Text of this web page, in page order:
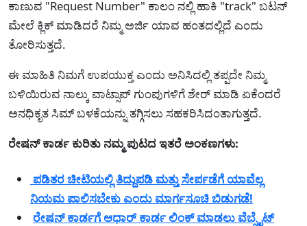
ಕಾಣುವ "Request Number" ಕಾಲಂ ನಲ್ಲಿ ಹಾಕಿ "track" ಬಟನ್
ಮೇಲೆ ಕ್ಲಿಕ್ ಮಾಡಿದರೆ ನಿಮ್ಮ ಅರ್ಜಿ ಯಾವ ಹಂತದಲ್ಲಿದೆ ಎಂದು
ತೋರಿಸುತ್ತದೆ.
ಈ ಮಾಹಿತಿ ನಿಮಗೆ ಉಪಯುಕ್ತ ಎಂದು ಅನಿಸಿದಲ್ಲಿ ತಪ್ಪದೇ ನಿಮ್ಮ
ಬಳಿಯಿರುವ ನಾಲ್ಕು ವಾಟ್ಸಾಪ್ ಗುಂಪುಗಳಿಗೆ ಶೇರ್ ಮಾಡಿ ಏಕೆಂದರೆ
ಅನಧಿಕೃತ ಸಿಮ್ ಬಳಕೆಯನ್ನು ತಗ್ಗಿಸಲು ಸಹಕರಿಸಿದಂತಾಗುತ್ತದೆ.
ರೇಷನ್ ಕಾರ್ಡ ಕುರಿತು ನಮ್ಮ ಪುಟದ ಇತರೆ ಅಂಕಣಗಳು:
ಪಡಿತರ ಚೀಟಿಯಲ್ಲಿ ತಿದ್ದುಪಡಿ ಮತ್ತು ಸೇರ್ಪಡೆಗೆ ಯಾವೆಲ್ಲ
ನಿಯಮ ಪಾಲಿಸಬೇಕು ಎಂದು ಮಾರ್ಗಸೂಚಿ ಬಿಡುಗಡೆ!
ರೇಷನ್ ಕಾರ್ಡಗೆ ಆಧಾರ್ ಕಾರ್ಡ ಲಿಂಕ್ ಮಾಡಲು ವೆಬ್ಸೈಟ್